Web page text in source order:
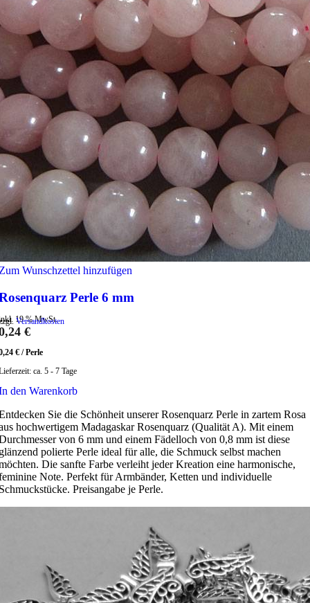
Wunschzettel hinzufügen
Perle 6 mm
19 % MwSt.
Versandkosten
€
€ /Perle
ca. 5 - 7 Tage
den Warenkorb
Sie die Schönheit unserer Rosenquarz Perle in zartem Rosa
hochwertigem Madagaskar Rosenquarz (Qualität A). Mit einem
von 6 mm und einem Fädelloch von 0,8 mm ist diese
polierte Perle ideal für alle, die Schmuck selbst machen
Die sanfte Farbe verleiht jeder Kreation eine harmonische,
Note. Perfekt für Armbänder, Ketten und individuelle
Preisangabe je Perle.